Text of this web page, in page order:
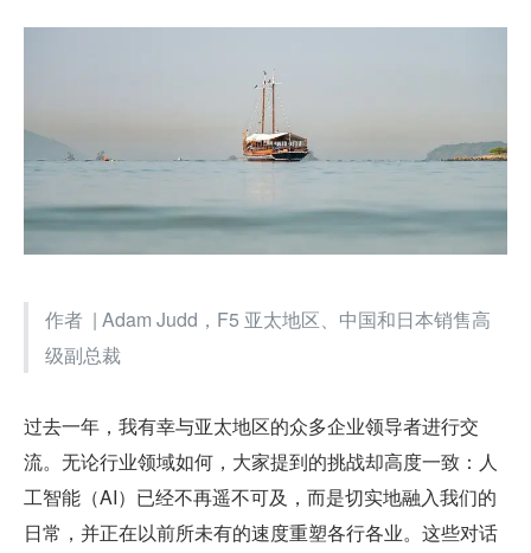
作者  | Adam Judd，F5 亚太地区、中国和日本销售高
级副总裁
过去一年，我有幸与亚太地区的众多企业领导者进行交
流。无论行业领域如何，大家提到的挑战却高度一致：人
工智能（AI）已经不再遥不可及，而是切实地融入我们的
日常，并正在以前所未有的速度重塑各行各业。这些对话